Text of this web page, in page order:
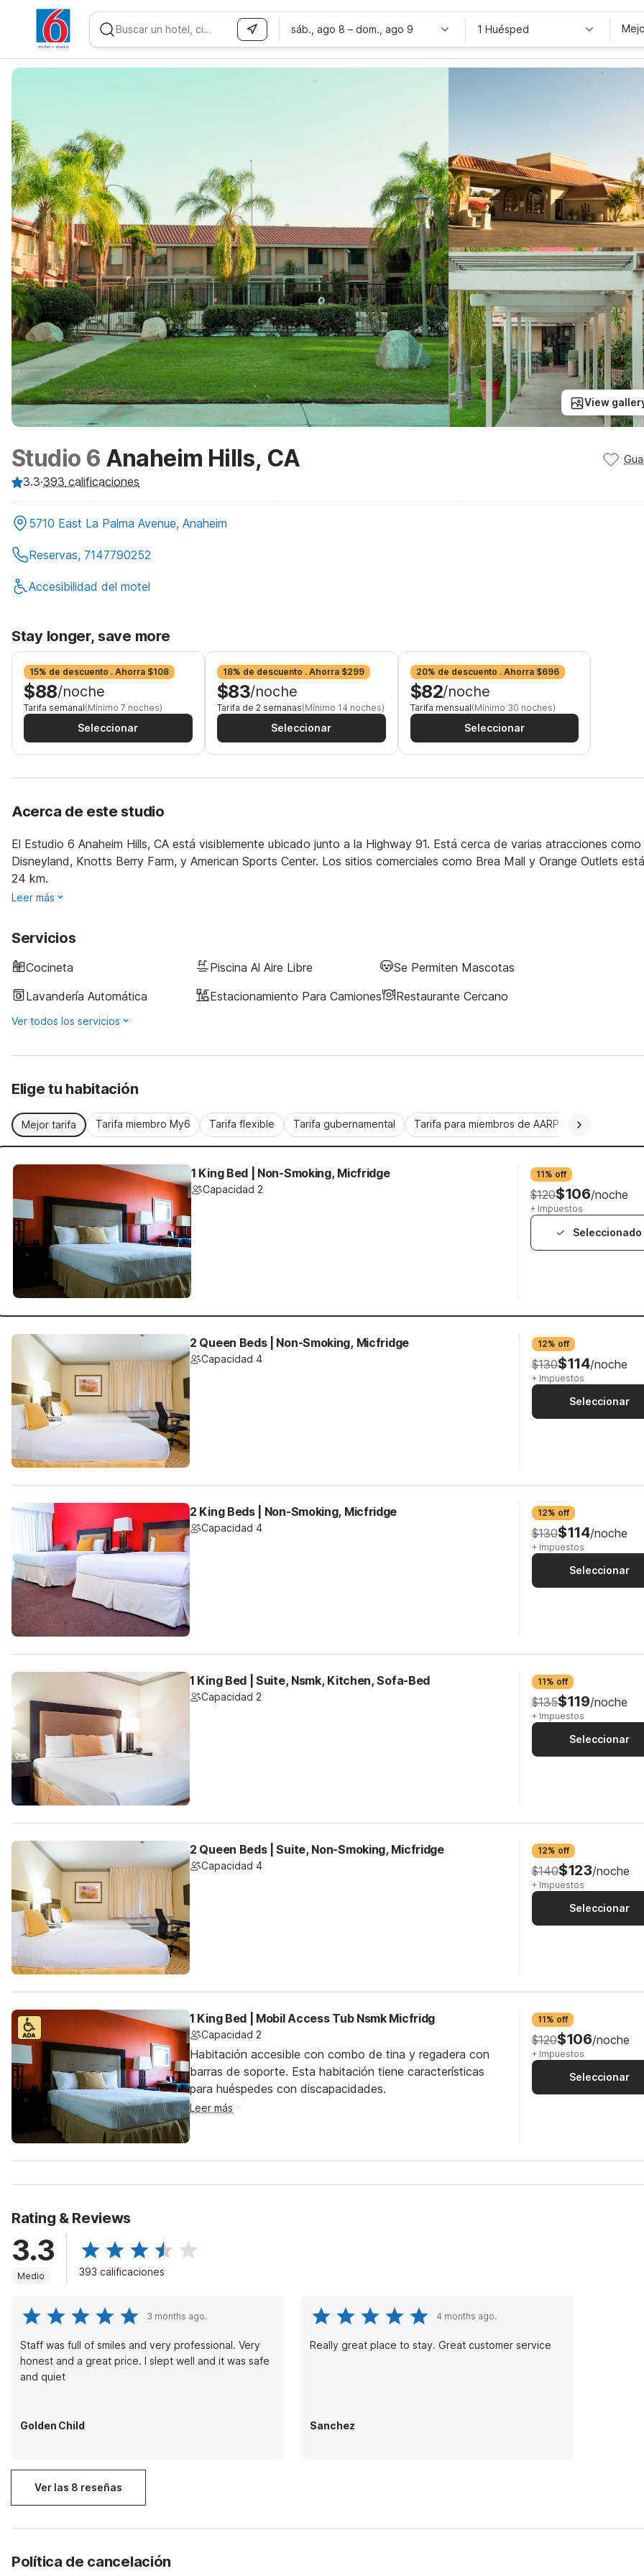
sáb., ago 8 – dom., ago 9 1 Huésped
View
Studio 6 Anaheim Hills, CA
3.3·393 calificaciones
5710 East La Palma Avenue, Anaheim
Reservas, 7147790252
Accesibilidad del motel
Stay longer, save more
15% de descuento . Ahorra $108
$88/noche
Tarifa semanal(Mínimo 7 noches)
Seleccionar
18% de descuento . Ahorra $299
$83/noche
Tarifa de 2 semanas(Mínimo 14 noches)
Seleccionar
20% de descuento . Ahorra $696
$82/noche
Tarifa mensual(Mínimo 30 noches)
Seleccionar
Acerca de este studio
El Estudio 6 Anaheim Hills, CA está visiblemente ubicado junto a la Highway 91. Está cerca de varias atracciones como
Disneyland, Knotts Berry Farm, y American Sports Center. Los sitios comerciales como Brea Mall y Orange Outlets
24 km.
Leer más
Servicios
Cocineta Piscina Al Aire Libre
Se Permiten Mascotas
Lavandería Automática
Estacionamiento Para Camiones Restaurante Cercano
Ver todos los servicios
Elige tu habitación
Mejor tarifa Tarifa miembro My6 Tarifa flexible Tarifa gubernamental Tarifa para miembros de AARP
1 King Bed | Non-Smoking, Micfridge
Capacidad 2
11% off
$120$106/noche
+ Impuestos
Seleccionado
2 Queen Beds | Non-Smoking, Micfridge
Capacidad 4
12% off
$130$114/noche
+ Impuestos
Seleccionar
2 King Beds | Non-Smoking, Micfridge
Capacidad 4
12% off
$130$114/noche
+ Impuestos
Seleccionar
1 King Bed | Suite, Nsmk, Kitchen, Sofa-Bed
Capacidad 2
11% off
$135$119/noche
+ Impuestos
Seleccionar
2 Queen Beds | Suite, Non-Smoking, Micfridge
Capacidad 4
12% off
$140$123/noche
+ Impuestos
Seleccionar
1 King Bed | Mobil Access Tub Nsmk Micfridg
Capacidad 2
Habitación accesible con combo de tina y regadera con
barras de soporte. Esta habitación tiene características
para huéspedes con discapacidades.
Leer más
11% off
$120$106/noche
+ Impuestos
Seleccionar
Rating & Reviews
3.3
Medio 393 calificaciones
3 months ago.
Staff was full of smiles and very professional. Very
honest and a great price. I slept well and it was safe
and quiet
Golden Child
4 months ago.
Really great place to stay. Great customer service
Sanchez
Ver las 8 reseñas
Política de cancelación